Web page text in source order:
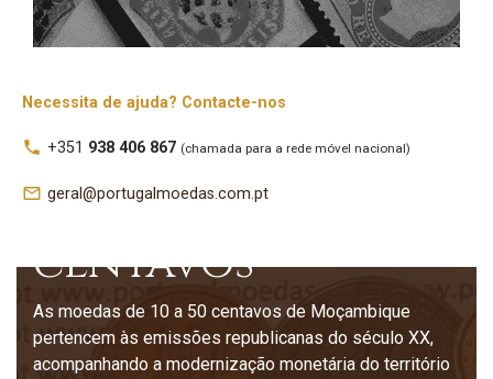
Necessita de ajuda? Contacte-nos
local_phone +351 938 406 867 (chamada para a rede móvel nacional)
mail_outline geral@portugalmoedas.com.pt
Moçambique –
Moedas 10
centavos a 50
centavos
As moedas de 10 a 50 centavos de Moçambique
pertencem às emissões republicanas do século XX,
acompanhando a modernização monetária do território